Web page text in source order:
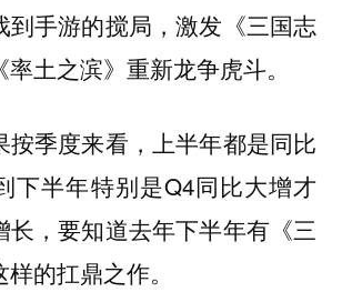
到手游的搅局，激发《三国志
土之滨》重新龙争虎斗。
按季度来看，上半年都是同比
下半年特别是Q4同比大增才
长，要知道去年下半年有《三
的扛鼎之作。